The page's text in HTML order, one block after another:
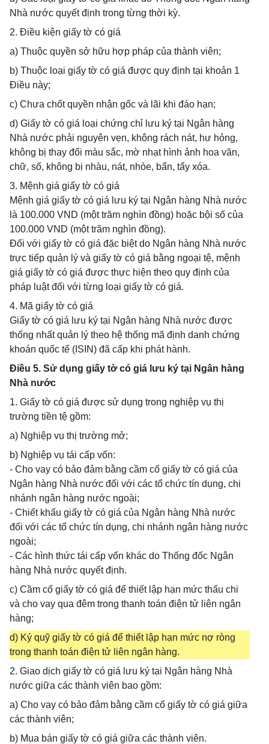
Nhà nước quyết định trong từng thời kỳ.
2. Điều kiện giấy tờ có giá
a) Thuộc quyền sở hữu hợp pháp của thành viên;
b) Thuộc loại giấy tờ có giá được quy định tại khoản 1
Điều này;
c) Chưa chốt quyền nhận gốc và lãi khi đáo hạn;
d) Giấy tờ có giá loại chứng chỉ lưu ký tại Ngân hàng
Nhà nước phải nguyên vẹn, không rách nát, hư hỏng,
không bị thay đổi màu sắc, mờ nhạt hình ảnh hoa văn,
chữ, số, không bị nhàu, nát, nhòe, bẩn, tẩy xóa.
3. Mệnh giá giấy tờ có giá
Mệnh giá giấy tờ có giá lưu ký tại Ngân hàng Nhà nước
là 100.000 VND (một trăm nghìn đồng) hoặc bội số của
100.000 VND (một trăm nghìn đồng).
Đối với giấy tờ có giá đặc biệt do Ngân hàng Nhà nước
trực tiếp quản lý và giấy tờ có giá bằng ngoại tệ, mệnh
giá giấy tờ có giá được thực hiện theo quy định của
pháp luật đối với từng loại giấy tờ có giá.
4. Mã giấy tờ có giá
Giấy tờ có giá lưu ký tại Ngân hàng Nhà nước được
thống nhất quản lý theo hệ thống mã định danh chứng
khoán quốc tế (ISIN) đã cấp khi phát hành.
Điều 5. Sử dụng giấy tờ có giá lưu ký tại Ngân hàng
Nhà nước
1. Giấy tờ có giá được sử dụng trong nghiệp vụ thị
trường tiền tệ gồm:
a) Nghiệp vụ thị trường mở;
b) Nghiệp vụ tái cấp vốn:
- Cho vay có bảo đảm bằng cầm cố giấy tờ có giá của
Ngân hàng Nhà nước đối với các tổ chức tín dụng, chi
nhánh ngân hàng nước ngoài;
- Chiết khấu giấy tờ có giá của Ngân hàng Nhà nước
đối với các tổ chức tín dụng, chi nhánh ngân hàng nước
ngoài;
- Các hình thức tái cấp vốn khác do Thống đốc Ngân
hàng Nhà nước quyết định.
c) Cầm cố giấy tờ có giá để thiết lập hạn mức thấu chi
và cho vay qua đêm trong thanh toán điện tử liên ngân
hàng;
d) Ký quỹ giấy tờ có giá để thiết lập hạn mức nợ ròng
trong thanh toán điện tử liên ngân hàng.
2. Giao dịch giấy tờ có giá lưu ký tại Ngân hàng Nhà
nước giữa các thành viên bao gồm:
a) Cho vay có bảo đảm bằng cầm cố giấy tờ có giá giữa
các thành viên;
b) Mua bán giấy tờ có giá giữa các thành viên.